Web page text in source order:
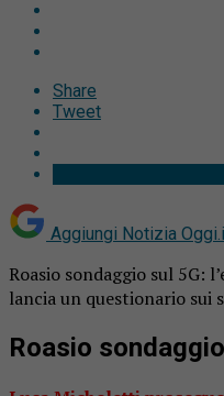
Share
Tweet
Aggiungi Notizia
Roasio sondaggio sul 5G:
lancia un questionario sui
Roasio